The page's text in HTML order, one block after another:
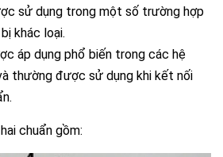
sử dụng trong một số trường hợp
khác loại.
áp dụng phổ biến trong các hệ
thường được sử dụng khi kết nối
chuẩn gồm: